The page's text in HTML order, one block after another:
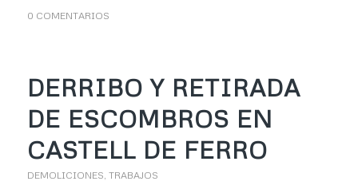
0 COMENTARIOS
DERRIBO Y RETIRADA
DE ESCOMBROS EN
CASTELL DE FERRO
DEMOLICIONES TRABAJOS